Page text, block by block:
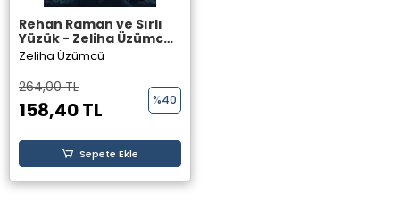
Rehan Raman ve Sırlı
Yüzük - Zeliha Üzümcü
Zeliha Üzümcü
264,00 TL
158,40 TL %40
Sepete Ekle